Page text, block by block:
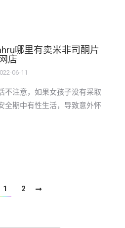
哪里有卖米非司酮片
店
06-11
不注意，如果女孩子没有采取
全期中有性生活，导致意外怀
1 2